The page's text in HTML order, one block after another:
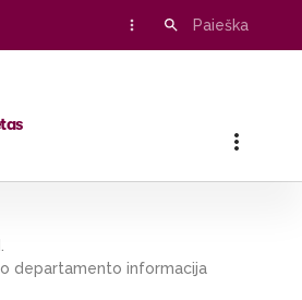
departamento informacija